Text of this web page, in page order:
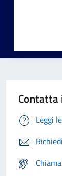
Contatta
Leggi